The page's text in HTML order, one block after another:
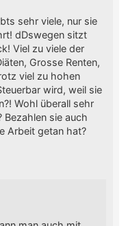
sehr viele, nur sie
dDswegen sitzt
Viel zu viele der
Grosse Renten,
viel zu hohen
wird, weil sie
Wohl überall sehr
sie auch
Arbeit getan hat?